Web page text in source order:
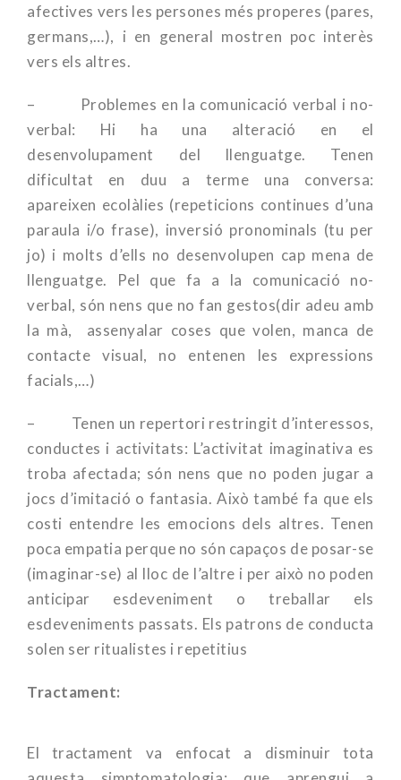
afectives vers les persones més properes (pares,
germans,…), i en general mostren poc interès
vers els altres.
– Problemes en la comunicació verbal i no-
verbal: Hi ha una alteració en el
desenvolupament del llenguatge. Tenen
dificultat en duu a terme una conversa:
apareixen ecolàlies (repeticions continues d’una
paraula i/o frase), inversió pronominals (tu per
jo) i molts d’ells no desenvolupen cap mena de
llenguatge. Pel que fa a la comunicació no-
verbal, són nens que no fan gestos(dir adeu amb
la mà, assenyalar coses que volen, manca de
contacte visual, no entenen les expressions
facials,…)
– Tenen un repertori restringit d’interessos,
conductes i activitats: L’activitat imaginativa es
troba afectada; són nens que no poden jugar a
jocs d’imitació o fantasia. Això també fa que els
costi entendre les emocions dels altres. Tenen
poca empatia perque no són capaços de posar-se
(imaginar-se) al lloc de l’altre i per això no poden
anticipar esdeveniment o treballar els
esdeveniments passats. Els patrons de conducta
solen ser ritualistes i repetitius
Tractament:
El tractament va enfocat a disminuir tota